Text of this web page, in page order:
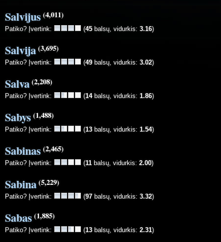
Salvijus(4,011)
Patiko? Įvertink: (45 balsų, vidurkis: 3.16)
Salvija(3,695)
Patiko? Įvertink: (49 balsų, vidurkis: 3.02)
Salva(2,208)
Patiko? Įvertink: (14balsų, vidurkis: 1.86)
Sabys(1,488)
Patiko? Įvertink: (13 balsų, vidurkis: 1.54)
Sabinas(2,465)
Patiko? Įvertink: (11 balsų, vidurkis: 2.00)
Sabina(5,229)
Patiko? Įvertink: (97 balsų, vidurkis: 3.32)
Sabas(1,885)
Patiko? Įvertink: (13 balsų, vidurkis: 2.31)